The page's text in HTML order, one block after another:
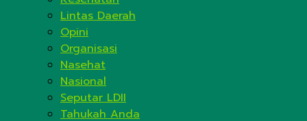
Lintas Daerah
Opini
Organisasi
Nasehat
Nasional
Seputar LDII
Tahukah Anda